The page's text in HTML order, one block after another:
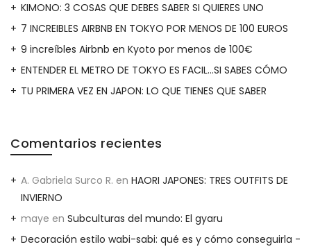
KIMONO: 3 COSAS QUE DEBES SABER SI QUIERES UNO
7 INCREIBLES AIRBNB EN TOKYO POR MENOS DE 100 EUROS
9 increíbles Airbnb en Kyoto por menos de 100€
ENTENDER EL METRO DE TOKYO ES FACIL…SI SABES CÓMO
TU PRIMERA VEZ EN JAPON: LO QUE TIENES QUE SABER
Comentarios recientes
A. Gabriela Surco R. en HAORI JAPONES: TRES OUTFITS DE
INVIERNO
maye en Subculturas del mundo: El gyaru
Decoración estilo wabi-sabi: qué es y cómo conseguirla -